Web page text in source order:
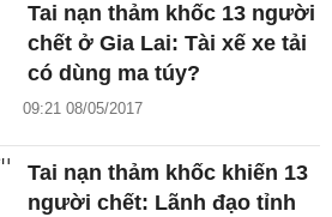
Tai nạn thảm khốc 13 người
chết ở Gia Lai: Tài xế xe tải
có dùng ma túy?
09:21 08/05/2017
Tai nạn thảm khốc khiến 13
người chết: Lãnh đạo tỉnh